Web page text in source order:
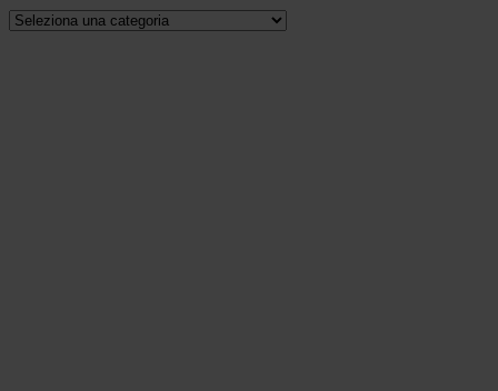
Categorie